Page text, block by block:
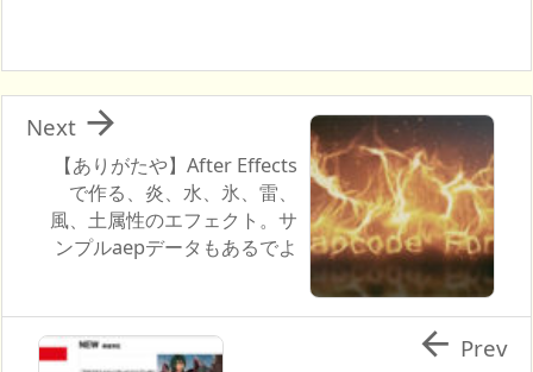
【ありがたや】After Effects
で作る、炎、水、氷、雷、
風、土属性のエフェクト。サ
ンプルaepデータもあるでよ

Next
 Prev